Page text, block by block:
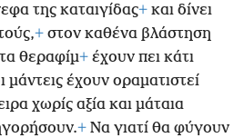
της καταιγίδας+ και δίνει
+ στον καθένα βλάστηση
θεραφίμ+ έχουν πει κάτι
μάντεις έχουν οραματιστεί
χωρίς αξία και μάταια
+ Να γιατί θα φύγουν